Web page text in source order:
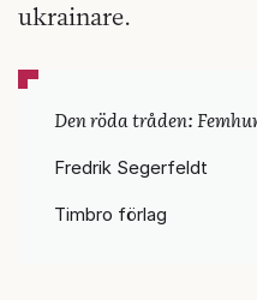
ukrainare.
Den röda tråden:
Fredrik Segerfeldt
Timbro förlag